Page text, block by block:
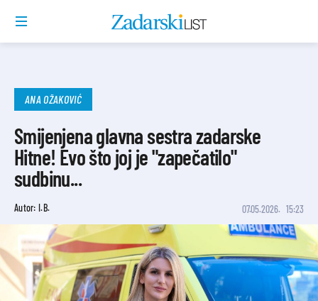
ANA OŽAKOVIĆ
Smijenjena glavna sestra zadarske
Hitne! Evo što joj je "zapečatilo"
sudbinu...
Autor: I.B. 07.05.2026. 15:23